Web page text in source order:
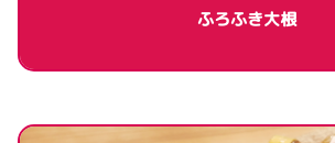
ふろふき大根